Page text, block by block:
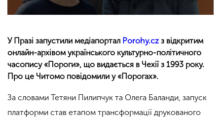
У Празі запустили медіапортал Porohy.cz з відкритим
онлайн-архівом українського культурно-політичного
часопису «Пороги», що видається в Чехії з 1993 року.
Про це Читомо повідомили у «Порогах».
За словами Тетяни Пилипчук та Олега Баланди, запуск
платформи став етапом трансформації друкованого